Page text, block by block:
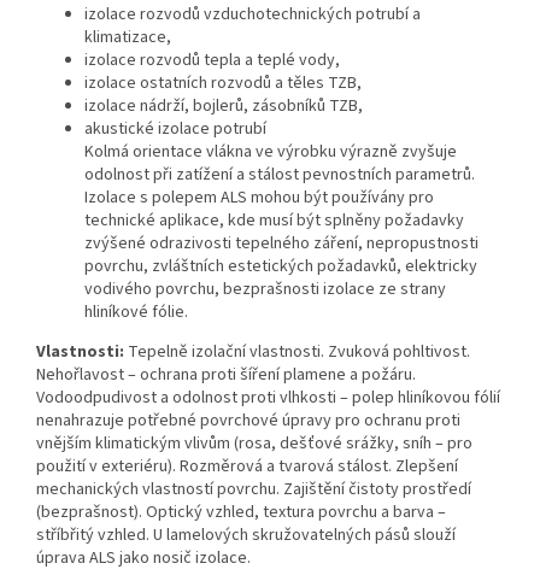
izolace rozvodů vzduchotechnických potrubí a
klimatizace,
izolace rozvodů tepla a teplé vody,
izolace ostatních rozvodů a těles TZB,
izolace nádrží, bojlerů, zásobníků TZB,
akustické izolace potrubí
Kolmá orientace vlákna ve výrobku výrazně zvyšuje
odolnost při zatížení a stálost pevnostních parametrů.
Izolace s polepem ALS mohou být používány pro
technické aplikace, kde musí být splněny požadavky
zvýšené odrazivosti tepelného záření, nepropustnosti
povrchu, zvláštních estetických požadavků, elektricky
vodivého povrchu, bezprašnosti izolace ze strany
hliníkové fólie.
Vlastnosti: Tepelně izolační vlastnosti. Zvuková pohltivost.
Nehořlavost – ochrana proti šíření plamene a požáru.
Vodoodpudivost a odolnost proti vlhkosti – polep hliníkovou fólií
nenahrazuje potřebné povrchové úpravy pro ochranu proti
vnějším klimatickým vlivům (rosa, dešťové srážky, sníh – pro
použití v exteriéru). Rozměrová a tvarová stálost. Zlepšení
mechanických vlastností povrchu. Zajištění čistoty prostředí
(bezprašnost). Optický vzhled, textura povrchu a barva –
stříbřitý vzhled. U lamelových skružovatelných pásů slouží
úprava ALS jako nosič izolace.